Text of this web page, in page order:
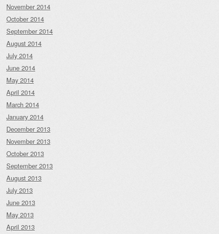
November 2014
October 2014
September 2014
August 2014
July 2014
June 2014
May 2014
April 2014
March 2014
January 2014
December 2013
November 2013
October 2013
September 2013
August 2013
July 2013
June 2013
May 2013
April 2013